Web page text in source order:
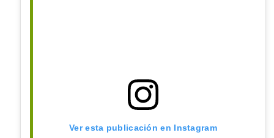
Ver esta publicación en Instagram